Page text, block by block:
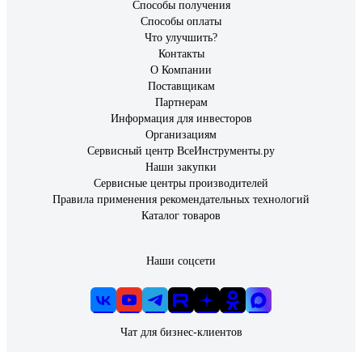
Способы получения
Способы оплаты
Что улучшить?
Контакты
О Компании
Поставщикам
Партнерам
Информация для инвесторов
Организациям
Сервисный центр ВсеИнструменты.ру
Наши закупки
Сервисные центры производителей
Правила применения рекомендательных технологий
Каталог товаров
Наши соцсети
Чат для бизнес-клиентов